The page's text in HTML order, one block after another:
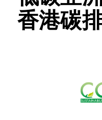
香港碳